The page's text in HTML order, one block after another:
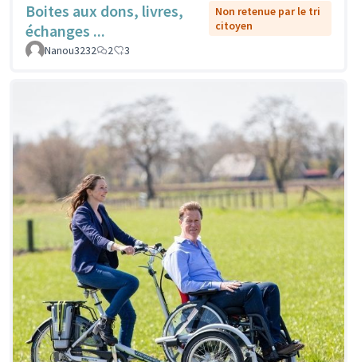
Boites aux dons, livres,
échanges ...
Non retenue par le tri
citoyen
Nanou3232
2 3